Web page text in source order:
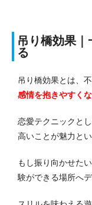
吊り橋効果
る
吊り橋効果とは、
感情を抱きやすく
恋愛テクニックと
高いことが魅力とい
もし振り向かせた
験ができる場所へ